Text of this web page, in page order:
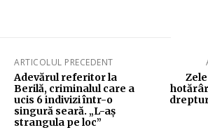
ARTICOLUL PRECEDENT
Adevărul referitor la
Berilă, criminalul care a
ucis 6 indivizi într-o
singură seară. „L-aș
strangula pe loc”